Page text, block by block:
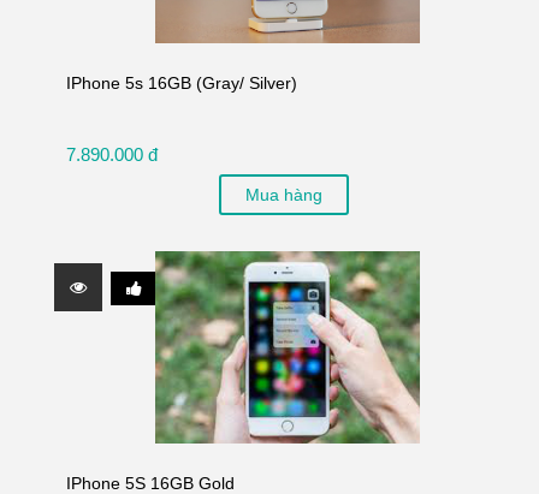
IPhone 5s 16GB (Gray/ Silver)
7.890.000 đ
Mua hàng
IPhone 5S 16GB Gold